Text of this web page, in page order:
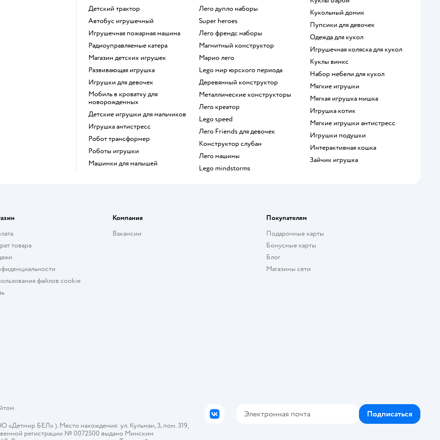
Детский трактор
Автобус игрушечный
Игрушечная пожарная машина
Радиоуправляемые катера
Магазин детских игрушек
Развивающая игрушка
Игрушки для девочек
Мобиль в кроватку для
новорожденных
Детские игрушки для мальчиков
Игрушка антистресс
Робот трансформер
Роботы игрушки
Машинки для малышей
Лего дупло наборы
Super heroes
Лего френдс наборы
Магнитный конструктор
Марио лего
Lego мир юрского периода
Деревянный конструктор
Металлические конструкторы
Лего креатор
Lego speed
Лего Friends для девочек
Конструктор слубан
Лего машины
Lego mindstorms
Кукольный домик
Пупсики для девочек
Одежда для кукол
Игрушечная коляска для кукол
Куклы винкс
Набор мебели для кукол
Мягкие игрушки
Мягкая игрушка мишка
Игрушка котик
Мягкие игрушки антистресс
Игрушки подушки
Интерактивная кошка
Зайчик игрушка
товара
файлов cookie
Компания
Вакансии
Покупателям
Подарочные карты
Бонусные карты
Блог
Магазины сети
БЕЛ» ). Место нахождения: ул. Кульман, 3, пом. 319,
регистрации № 0072500 выдано Минским
ВКонтакте Подписаться